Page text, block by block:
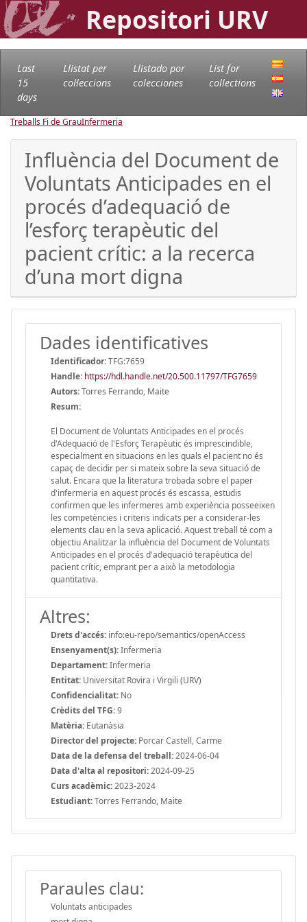
Repositori URV
Last
15
days
Llistat per
col·leccions
Llistado por
colecciones
List for
collections
Treballs Fi de GrauInfermeria
Influència del Document de
Voluntats Anticipades en el
procés d’adequació de
l’esforç terapèutic del
pacient crític: a la recerca
d’una mort digna
Dades identificatives
Identificador:TFG:7659
Handle: https://hdl.handle.net/20.500.11797/TFG7659
Autors:Torres Ferrando, Maite
Resum:
El Document de Voluntats Anticipades en el procés
d'Adequació de l'Esforç Terapèutic és imprescindible,
especialment en situacions en les quals el pacient no és
capaç de decidir per si mateix sobre la seva situació de
salut. Encara que la literatura trobada sobre el paper
d'infermeria en aquest procés és escassa, estudis
confirmen que les infermeres amb experiència posseeixen
les competències i criteris indicats per a considerar-les
elements clau en la seva aplicació. Aquest treball té com a
objectiu Analitzar la influència del Document de Voluntats
Anticipades en el procés d'adequació terapèutica del
pacient crític, emprant per a això la metodologia
quantitativa.
Altres:
Drets d'accés: info:eu-repo/semantics/openAccess
Ensenyament(s):Infermeria
Departament:Infermeria
Entitat: Universitat Rovira i Virgili (URV)
Confidencialitat: No
Crèdits del TFG:9
Matèria: Eutanàsia
Director del projecte: Porcar Castell, Carme
Data de la defensa del treball:2024-06-04
Data d'alta al repositori:2024-09-25
Curs acadèmic:2023-2024
Estudiant:Torres Ferrando, Maite
Paraules clau:
Voluntats anticipades